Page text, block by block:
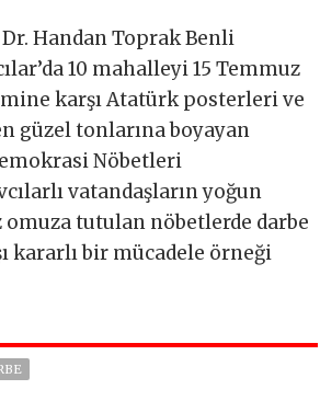
Dr. Handan Toprak Benli
10 mahalleyi 15 Temmuz
karşı Atatürk posterleri ve
güzel tonlarına boyayan
Nöbetleri
vatandaşların yoğun
omuza tutulan nöbetlerde darbe
kararlı bir mücadele örneği